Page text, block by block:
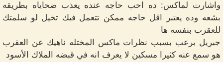
واشارت لماكس: ده احب حاجه عنده يعذب ضحاياه بطريقه
بشعه وده يعتبر اقل حاجه ممكن تتعمل فيك تخيل لو سلمتك
للعقرب بنفسه ها
جبريل برعب بسبب نظرات ماكس المختله ناهيك عن العقرب
هو سمع عنه كثيرا مسكين لا يعرف انه في قبضه الملاك الأسود